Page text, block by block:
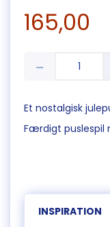
165,00
Et nostalgisk
Færdigt puslespil
INSPIRATION